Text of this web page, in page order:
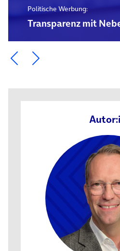
Politische Werbung:
Transparenz mit
Ein Element zurück blättern
Ein Element weiter